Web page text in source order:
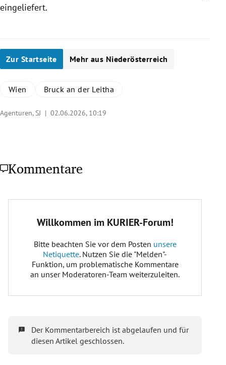
eingeliefert.
Zur Startseite Mehr aus Niederösterreich
Wien Bruck an der Leitha
Agenturen, SJ | 02.06.2026, 10:19
Kommentare